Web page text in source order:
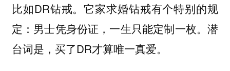
比如DR钻戒。它家求婚钻戒有个特别的规
定：男士凭身份证，一生只能定制一枚。潜
台词是，买了DR才算唯一真爱。